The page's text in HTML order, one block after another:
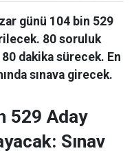
günü 104 bin 529
80 soruluk
dakika sürecek. En
sınava girecek.
529 Aday
Sınav